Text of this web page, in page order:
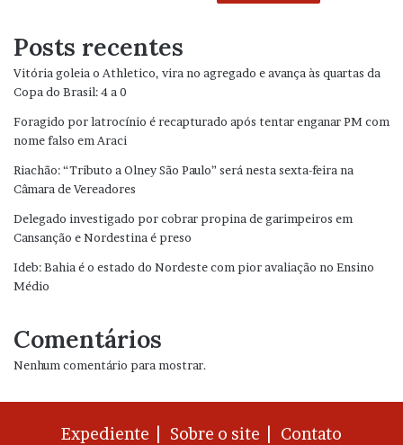
Posts recentes
Vitória goleia o Athletico, vira no agregado e avança às quartas da
Copa do Brasil: 4 a 0
Foragido por latrocínio é recapturado após tentar enganar PM com
nome falso em Araci
Riachão: “Tributo a Olney São Paulo” será nesta sexta-feira na
Câmara de Vereadores
Delegado investigado por cobrar propina de garimpeiros em
Cansanção e Nordestina é preso
Ideb: Bahia é o estado do Nordeste com pior avaliação no Ensino
Médio
Comentários
Nenhum comentário para mostrar.
Expediente | Sobre o site | Contato